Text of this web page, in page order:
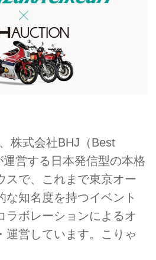
株式会社BHJ（Best
営する日本発信型の本格
スで、これまで東京オー
な知名度を持つイベント
ラボレーションによるオ
運営しています。こりゃ